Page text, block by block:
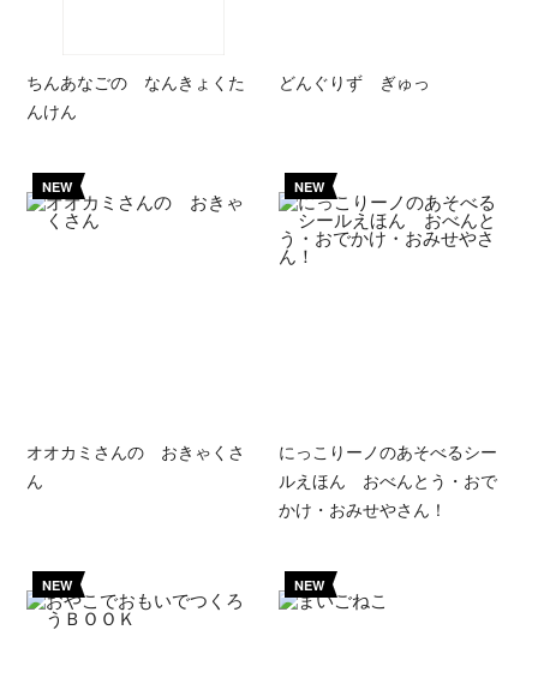
ちんあなごの なんきょくた
んけん
どんぐりず ぎゅっ
NEW
オオカミさんの おきゃくさ
ん
NEW
にっこりーノのあそべるシー
ルえほん おべんとう・おで
かけ・おみせやさん！
NEW NEW